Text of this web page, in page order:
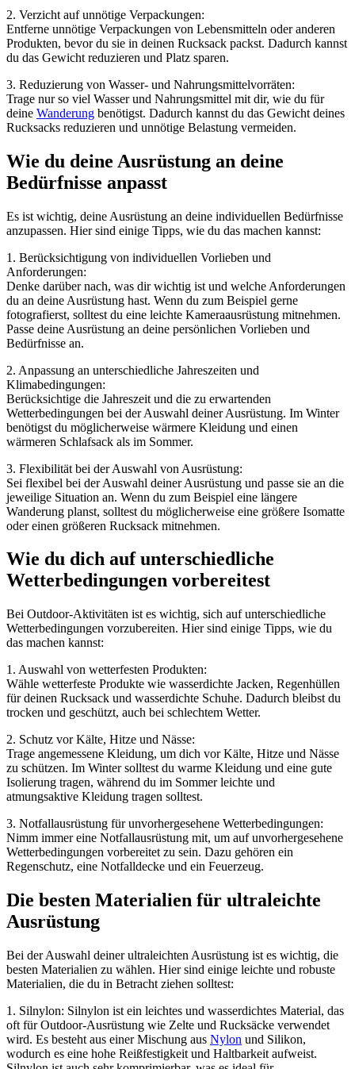
2. Verzicht auf unnötige Verpackungen:
Entferne unnötige Verpackungen von Lebensmitteln oder anderen
Produkten, bevor du sie in deinen Rucksack packst. Dadurch kannst
du das Gewicht reduzieren und Platz sparen.
3. Reduzierung von Wasser- und Nahrungsmittelvorräten:
Trage nur so viel Wasser und Nahrungsmittel mit dir, wie du für
deine Wanderung benötigst. Dadurch kannst du das Gewicht deines
Rucksacks reduzieren und unnötige Belastung vermeiden.
Wie du deine Ausrüstung an deine
Bedürfnisse anpasst
Es ist wichtig, deine Ausrüstung an deine individuellen Bedürfnisse
anzupassen. Hier sind einige Tipps, wie du das machen kannst:
1. Berücksichtigung von individuellen Vorlieben und
Anforderungen:
Denke darüber nach, was dir wichtig ist und welche Anforderungen
du an deine Ausrüstung hast. Wenn du zum Beispiel gerne
fotografierst, solltest du eine leichte Kameraausrüstung mitnehmen.
Passe deine Ausrüstung an deine persönlichen Vorlieben und
Bedürfnisse an.
2. Anpassung an unterschiedliche Jahreszeiten und
Klimabedingungen:
Berücksichtige die Jahreszeit und die zu erwartenden
Wetterbedingungen bei der Auswahl deiner Ausrüstung. Im Winter
benötigst du möglicherweise wärmere Kleidung und einen
wärmeren Schlafsack als im Sommer.
3. Flexibilität bei der Auswahl von Ausrüstung:
Sei flexibel bei der Auswahl deiner Ausrüstung und passe sie an die
jeweilige Situation an. Wenn du zum Beispiel eine längere
Wanderung planst, solltest du möglicherweise eine größere Isomatte
oder einen größeren Rucksack mitnehmen.
Wie du dich auf unterschiedliche
Wetterbedingungen vorbereitest
Bei Outdoor-Aktivitäten ist es wichtig, sich auf unterschiedliche
Wetterbedingungen vorzubereiten. Hier sind einige Tipps, wie du
das machen kannst:
1. Auswahl von wetterfesten Produkten:
Wähle wetterfeste Produkte wie wasserdichte Jacken, Regenhüllen
für deinen Rucksack und wasserdichte Schuhe. Dadurch bleibst du
trocken und geschützt, auch bei schlechtem Wetter.
2. Schutz vor Kälte, Hitze und Nässe:
Trage angemessene Kleidung, um dich vor Kälte, Hitze und Nässe
zu schützen. Im Winter solltest du warme Kleidung und eine gute
Isolierung tragen, während du im Sommer leichte und
atmungsaktive Kleidung tragen solltest.
3. Notfallausrüstung für unvorhergesehene Wetterbedingungen:
Nimm immer eine Notfallausrüstung mit, um auf unvorhergesehene
Wetterbedingungen vorbereitet zu sein. Dazu gehören ein
Regenschutz, eine Notfalldecke und ein Feuerzeug.
Die besten Materialien für ultraleichte
Ausrüstung
Bei der Auswahl deiner ultraleichten Ausrüstung ist es wichtig, die
besten Materialien zu wählen. Hier sind einige leichte und robuste
Materialien, die du in Betracht ziehen solltest:
1. Silnylon: Silnylon ist ein leichtes und wasserdichtes Material, das
oft für Outdoor-Ausrüstung wie Zelte und Rucksäcke verwendet
wird. Es besteht aus einer Mischung aus Nylon und Silikon,
wodurch es eine hohe Reißfestigkeit und Haltbarkeit aufweist.